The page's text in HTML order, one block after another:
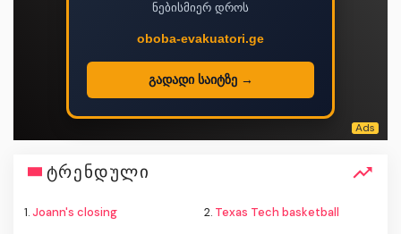
ნებისმიერ დროს
oboba-evakuatori.ge
გადადი საიტზე →
ტრენდული
1.Joann's closing 2. Texas Tech basketball